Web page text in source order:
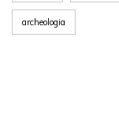
archeologia